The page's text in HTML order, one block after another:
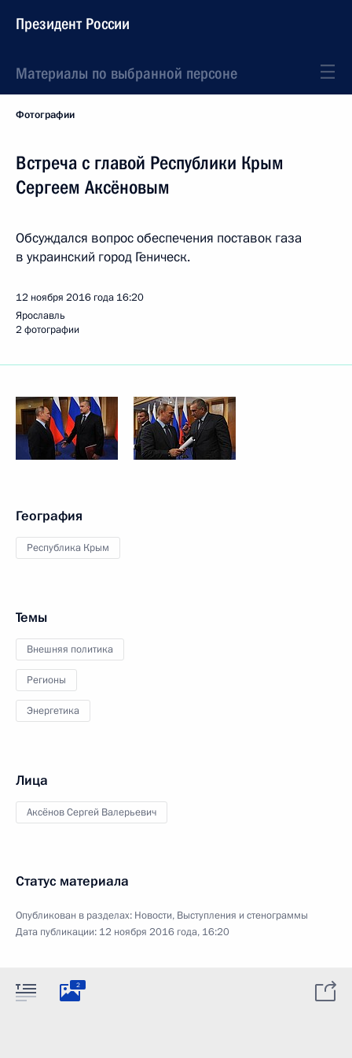
Президент России
Материалы по выбранной персоне
Фотографии
Встреча с главой Республики Крым
Сергеем Аксёновым
Обсуждался вопрос обеспечения поставок газа
в украинский город Геническ.
12 ноября 2016 года 16:20
Ярославль
2 фотографии
География
Республика Крым
Темы
Внешняя политика
Регионы
Энергетика
Лица
Аксёнов Сергей Валерьевич
Статус материала
Опубликован в разделах: Новости, Выступления и стенограммы
Дата публикации: 12 ноября 2016 года, 16:20
2